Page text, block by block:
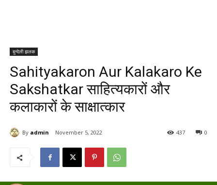
बुन्देली झलक
Sahityakaron Aur Kalakaro Ke
Sakshatkar साहित्यकारों और
कलाकारों के साक्षात्कार
By admin November 5, 2022 0
437